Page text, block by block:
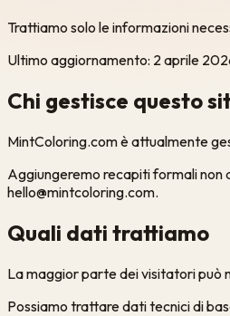
Trattiamo solo le informazioni
Ultimo aggiornamento: 2 aprile
Chi gestisce questo
MintColoring.com è attualmente
Aggiungeremo recapiti formali non
hello@mintcoloring.com.
Quali dati trattiamo
La maggior parte dei visitatori può
Possiamo trattare dati tecnici di